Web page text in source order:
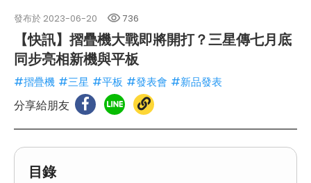
發布於 2023-06-20 736
【快訊】摺疊機大戰即將開打？三星傳七月底
同步亮相新機與平板
#摺疊機 #三星 #平板 #發表會 #新品發表
分享給朋友
目錄